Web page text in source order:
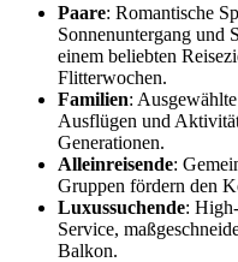
Paare: Romantische
Sonnenuntergang und
einem beliebten
Flitterwochen.
Familien:
Ausflügen und
Generationen.
Alleinreisende:
Gruppen fördern den
Luxussuchende:
Service,
Balkon.